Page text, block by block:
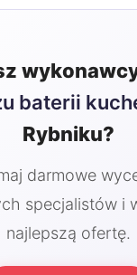
baterii
Rybniku?
darmowe
specjalistów i
najlepszą ofertę.